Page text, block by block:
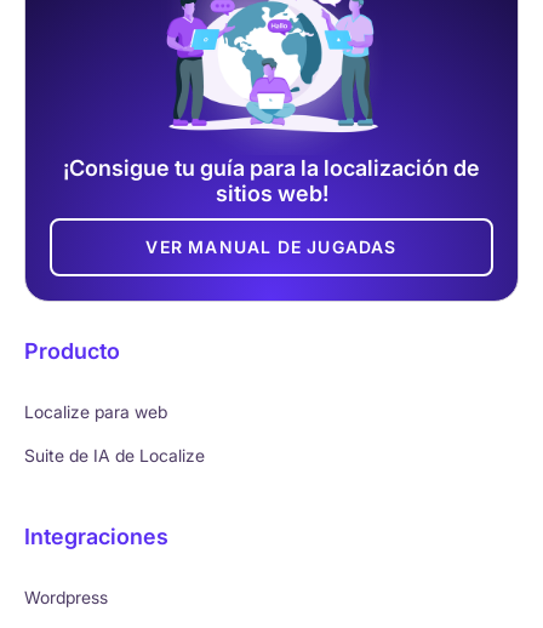
¡Consigue tu guía para la localización de
sitios web!
VER MANUAL DE JUGADAS
Producto
Localize para web
Suite de IA de Localize
Integraciones
Wordpress